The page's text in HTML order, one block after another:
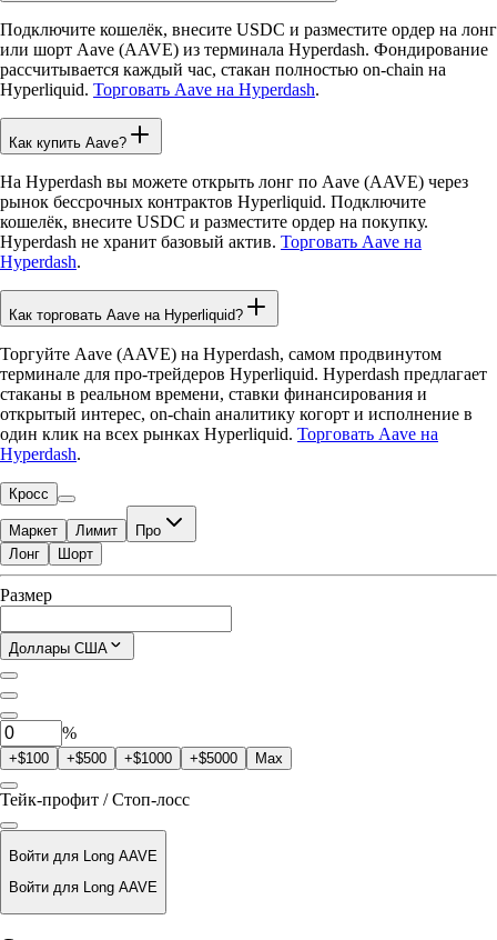
Подключите кошелёк, внесите USDC и разместите ордер на лонг
или шорт Aave (AAVE) из терминала Hyperdash. Фондирование
рассчитывается каждый час, стакан полностью on-chain на
Hyperliquid. Торговать Aave на Hyperdash.
Как купить Aave?
На Hyperdash вы можете открыть лонг по Aave (AAVE) через
рынок бессрочных контрактов Hyperliquid. Подключите
кошелёк, внесите USDC и разместите ордер на покупку.
Hyperdash не хранит базовый актив. Торговать Aave на
Hyperdash.
Как торговать Aave на Hyperliquid?
Торгуйте Aave (AAVE) на Hyperdash, самом продвинутом
терминале для про-трейдеров Hyperliquid. Hyperdash предлагает
стаканы в реальном времени, ставки финансирования и
открытый интерес, on-chain аналитику когорт и исполнение в
один клик на всех рынках Hyperliquid. Торговать Aave на
Hyperdash.
Кросс
Маркет Лимит Про
Доступно для торговли
$0.00
Текущая позиция
0AAVE
Лонг Шорт
Размер
Доллары США
%
+$100 +$500 +$1000 +$5000 Max
Тейк-профит / Стоп-лосс
Войти для Long AAVE
Войти для Long AAVE